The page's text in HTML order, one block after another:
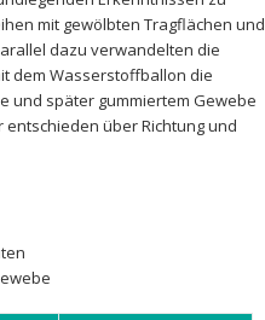
mit gewölbten Tragflächen und
dazu verwandelten‍ die
dem Wasserstoffballon ⁢die
und ‌später gummiertem Gewebe
entschieden ‌über Richtung und